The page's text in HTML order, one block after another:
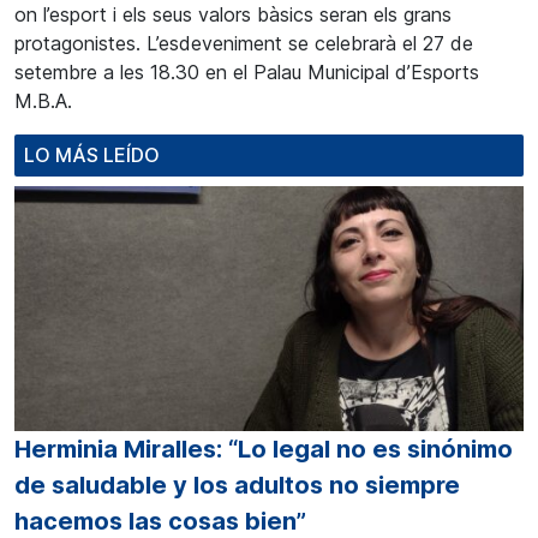
on l’esport i els seus valors bàsics seran els grans
protagonistes. L’esdeveniment se celebrarà el 27 de
setembre a les 18.30 en el Palau Municipal d’Esports
M.B.A.
LO MÁS LEÍDO
Herminia Miralles: “Lo legal no es sinónimo
de saludable y los adultos no siempre
hacemos las cosas bien”